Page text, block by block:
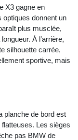
X3 gagne en
optiques donnent un
plus musclée,
À l’arrière,
silhouette carrée,
sportive, mais
planche de bord est
Les sièges
pas BMW de